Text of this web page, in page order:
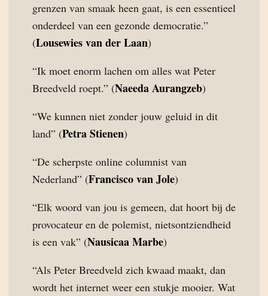
grenzen van smaak heen gaat, is een essentieel
onderdeel van een gezonde democratie.”
(Lousewies van der Laan)
“Ik moet enorm lachen om alles wat Peter
Breedveld roept.” (Naeeda Aurangzeb)
“We kunnen niet zonder jouw geluid in dit
land” (Petra Stienen)
“De scherpste online columnist van
Nederland” (Francisco van Jole)
“Elk woord van jou is gemeen, dat hoort bij de
provocateur en de polemist, nietsontziendheid
is een vak” (Nausicaa Marbe)
“Als Peter Breedveld zich kwaad maakt, dan
wordt het internet weer een stukje mooier. Wat